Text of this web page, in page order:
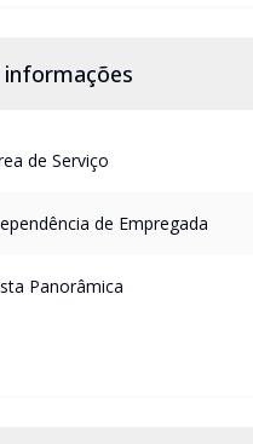
informações
de Serviço
de Empregada
Panorâmica